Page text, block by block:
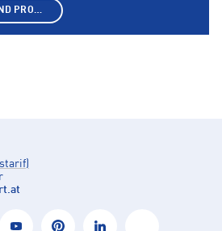
SHOP AUSWÄHLEN UND PRODUKTE ANZEIGEN